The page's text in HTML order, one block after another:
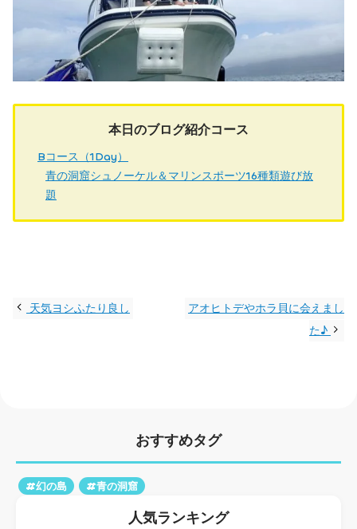
本日のブログ紹介コース
Bコース（1Day）
青の洞窟シュノーケル＆マリンスポーツ16種類遊び放
題
天気ヨシふたり良し
アオヒトデやホラ貝に会えまし
た♪
おすすめタグ
#幻の島 #青の洞窟
人気ランキング